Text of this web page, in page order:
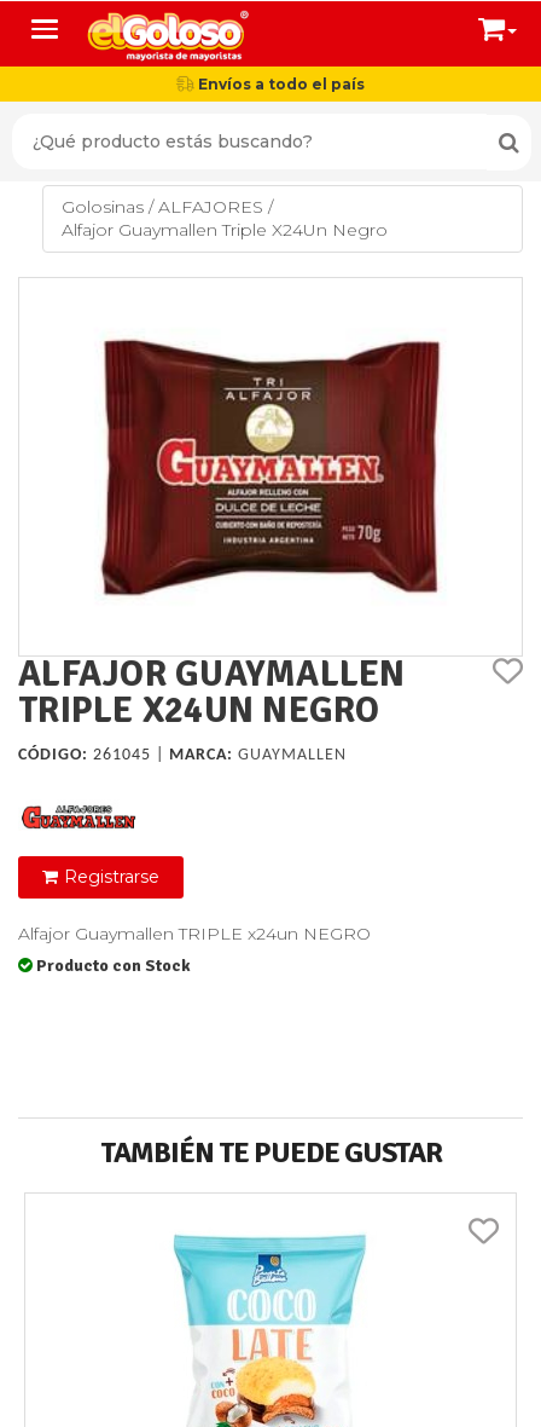
Toggle navigation
Envíos a todo el país
Golosinas /ALFAJORES /
Alfajor Guaymallen Triple X24Un Negro
ALFAJOR GUAYMALLEN
TRIPLE X24UN NEGRO
CÓDIGO: 261045 | MARCA: GUAYMALLEN
Registrarse
Alfajor Guaymallen TRIPLE x24un NEGRO
Producto con Stock
TAMBIÉN TE PUEDE GUSTAR